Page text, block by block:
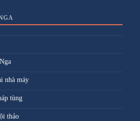
nhà máy
tùng
thảo